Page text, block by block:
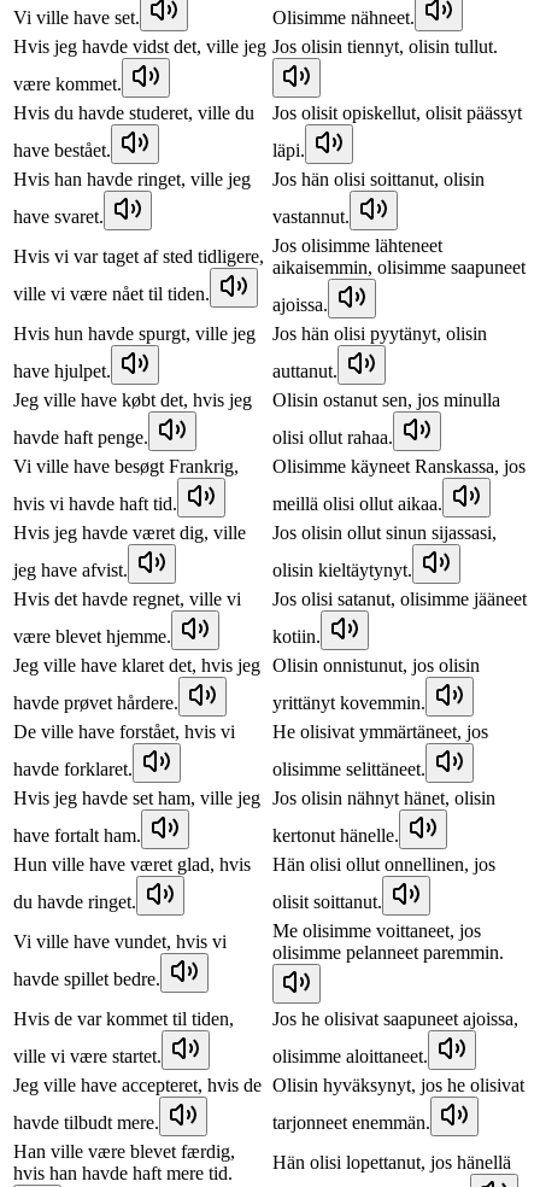
Vi ville have set.
Olisimme nähneet.
Hvis jeg havde vidst det, ville jeg
være kommet.
Jos olisin tiennyt, olisin tullut.
Hvis du havde studeret, ville du
have bestået.
Jos olisit opiskellut, olisit päässyt
läpi.
Hvis han havde ringet, ville jeg
have svaret.
Jos hän olisi soittanut, olisin
vastannut.
Hvis vi var taget af sted tidligere,
ville vi være nået til tiden.
Jos olisimme lähteneet
aikaisemmin, olisimme saapuneet
ajoissa.
Hvis hun havde spurgt, ville jeg
have hjulpet.
Jos hän olisi pyytänyt, olisin
auttanut.
Jeg ville have købt det, hvis jeg
havde haft penge.
Olisin ostanut sen, jos minulla
olisi ollut rahaa.
Vi ville have besøgt Frankrig,
hvis vi havde haft tid.
Olisimme käyneet Ranskassa, jos
meillä olisi ollut aikaa.
Hvis jeg havde været dig, ville
jeg have afvist.
Jos olisin ollut sinun sijassasi,
olisin kieltäytynyt.
Hvis det havde regnet, ville vi
være blevet hjemme.
Jos olisi satanut, olisimme jääneet
kotiin.
Jeg ville have klaret det, hvis jeg
havde prøvet hårdere.
Olisin onnistunut, jos olisin
yrittänyt kovemmin.
De ville have forstået, hvis vi
havde forklaret.
He olisivat ymmärtäneet, jos
olisimme selittäneet.
Hvis jeg havde set ham, ville jeg
have fortalt ham.
Jos olisin nähnyt hänet, olisin
kertonut hänelle.
Hun ville have været glad, hvis
du havde ringet.
Hän olisi ollut onnellinen, jos
olisit soittanut.
Vi ville have vundet, hvis vi
havde spillet bedre.
Me olisimme voittaneet, jos
olisimme pelanneet paremmin.
Hvis de var kommet til tiden,
ville vi være startet.
Jos he olisivat saapuneet ajoissa,
olisimme aloittaneet.
Jeg ville have accepteret, hvis de
havde tilbudt mere.
Olisin hyväksynyt, jos he olisivat
tarjonneet enemmän.
Han ville være blevet færdig,
hvis han havde haft mere tid.
Hän olisi lopettanut, jos hänellä